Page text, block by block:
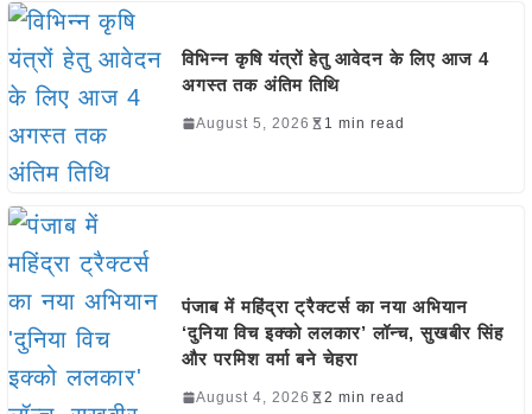
विभिन्न कृषि यंत्रों हेतु आवेदन के लिए आज 4
अगस्त तक अंतिम तिथि
August 5, 2026 1 min read
पंजाब में महिंद्रा ट्रैक्टर्स का नया अभियान
‘दुनिया विच इक्को ललकार’ लॉन्च, सुखबीर सिंह
और परमिश वर्मा बने चेहरा
August 4, 2026 2 min read